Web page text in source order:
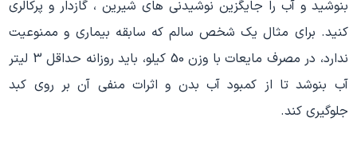
بنوشید و آب را جایگزین نوشیدنی های شیرین ، گازدار و پرکالری
کنید. برای مثال یک شخص سالم که سابقه بیماری و ممنوعیت
ندارد، در مصرف مایعات با وزن 50 کیلو، باید روزانه حداقل 3 لیتر
آب بنوشد تا از کمبود آب بدن و اثرات منفی آن بر روی کبد
جلوگیری کند.